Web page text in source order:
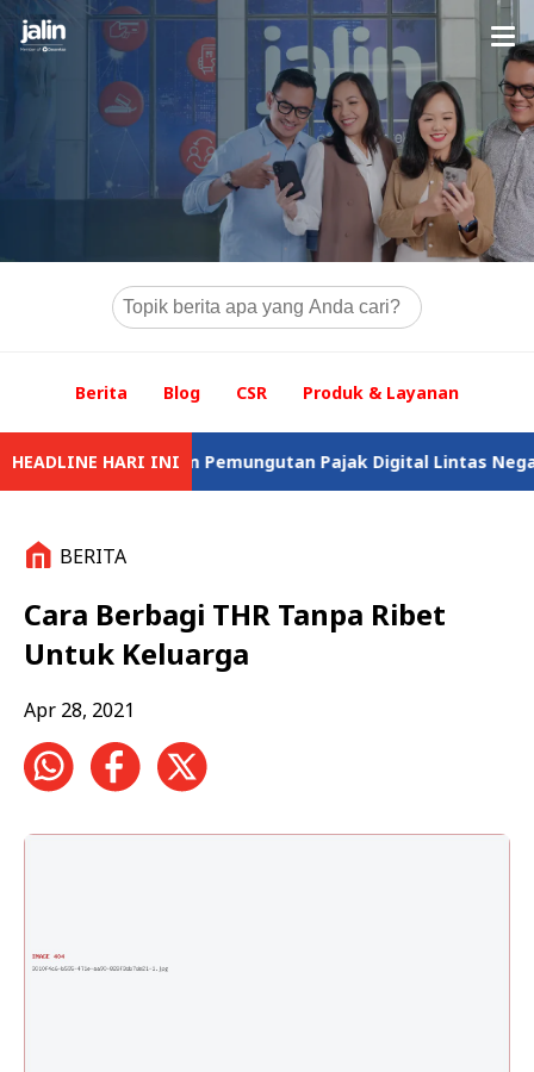
Berita Blog CSR Produk & Layanan
HEADLINE HARI INI
Sistem Pemungutan Pajak Digital Lintas Negara Jalin
BERITA
Cara Berbagi THR Tanpa Ribet
Untuk Keluarga
Apr 28, 2021